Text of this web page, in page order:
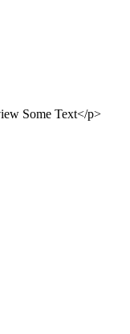
Some Text</p>